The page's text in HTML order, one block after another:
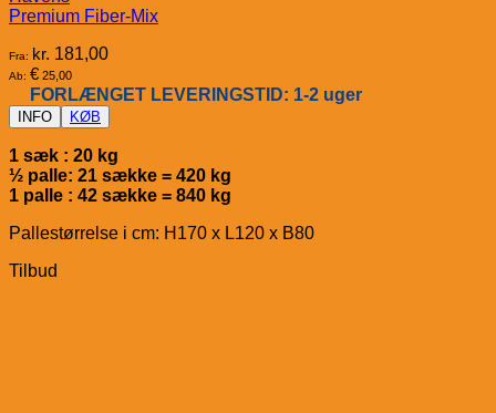
Premium Fiber-Mix
Fra: kr. 181,00
Ab: € 25,00
FORLÆNGET LEVERINGSTID: 1-2 uger
INFO KØB
1 sæk : 20 kg
½ palle: 21 sække = 420 kg
1 palle : 42 sække = 840 kg
Pallestørrelse i cm: H170 x L120 x B80
Tilbud